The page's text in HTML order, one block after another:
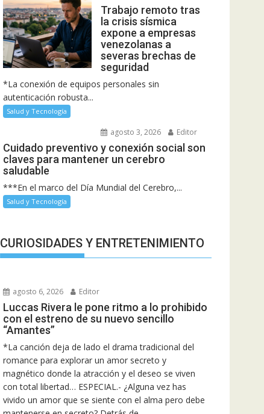
Trabajo remoto tras
la crisis sísmica
expone a empresas
venezolanas a
severas brechas de
seguridad
*La conexión de equipos personales sin
autenticación robusta...
Salud y Tecnología
agosto 3, 2026 Editor
Cuidado preventivo y conexión social son
claves para mantener un cerebro
saludable
***En el marco del Día Mundial del Cerebro,...
Salud y Tecnología
CURIOSIDADES Y ENTRETENIMIENTO
agosto 6, 2026 Editor
Luccas Rivera le pone ritmo a lo prohibido
con el estreno de su nuevo sencillo
“Amantes”
*La canción deja de lado el drama tradicional del
romance para explorar un amor secreto y
magnético donde la atracción y el deseo se viven
con total libertad… ESPECIAL.- ¿Alguna vez has
vivido un amor que se siente con el alma pero debe